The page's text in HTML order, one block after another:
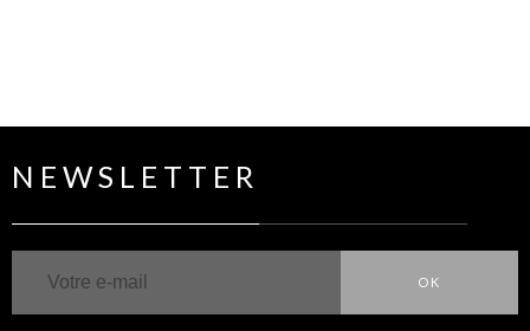
NEWSLETTER
OK